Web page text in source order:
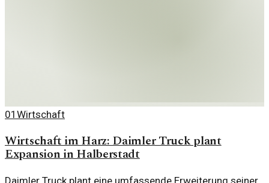
01 Wirtschaft
Wirtschaft im Harz: Daimler Truck plant
Expansion in Halberstadt